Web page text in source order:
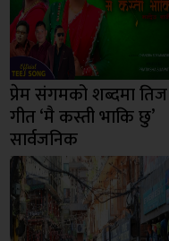
प्रेम संगमको शब्दमा तिज
गीत ‘मै कस्ती भाकि छु’
सार्वजनिक